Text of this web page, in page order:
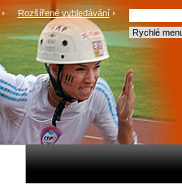
Rozšířené vyhledávání